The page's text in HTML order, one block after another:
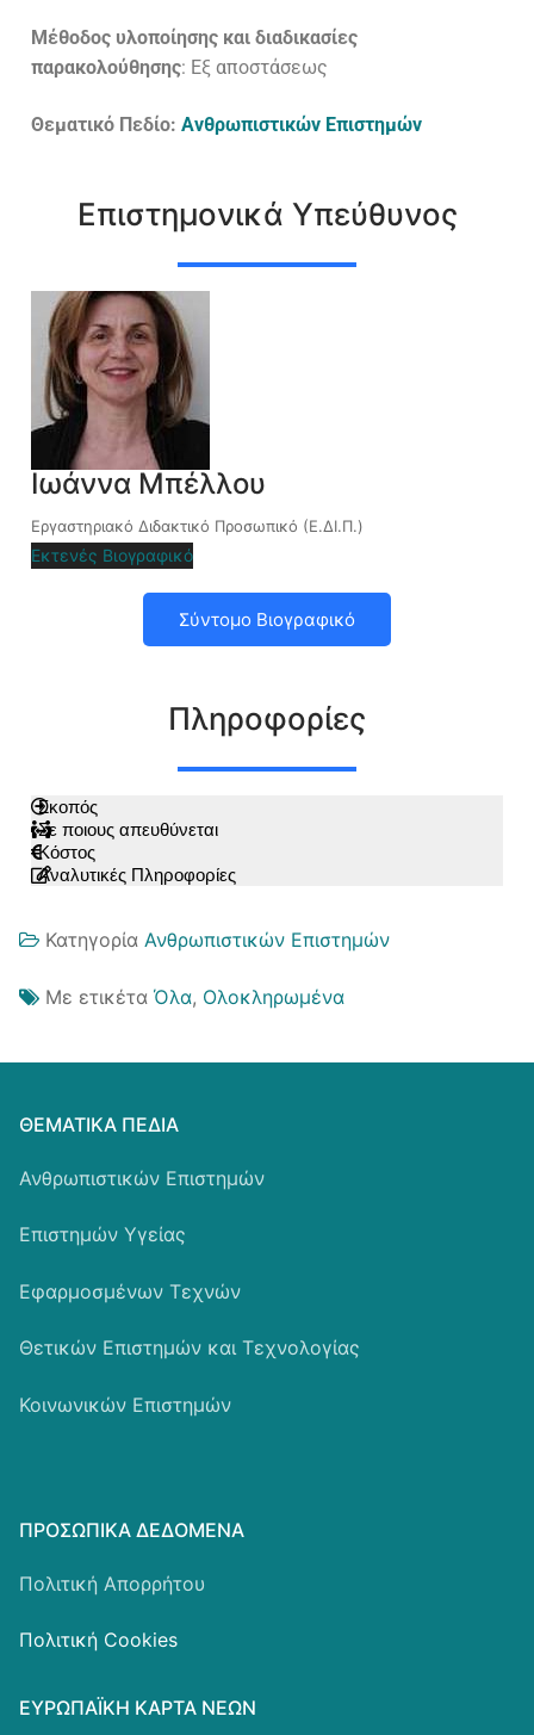
Μέθοδος υλοποίησης και διαδικασίες
παρακολούθησης: Εξ αποστάσεως
Θεματικό Πεδίο: Ανθρωπιστικών Επιστημών
Επιστημονικά Υπεύθυνος
Ιωάννα Μπέλλου
Εργαστηριακό Διδακτικό Προσωπικό (Ε.ΔΙ.Π.)
Εκτενές Βιογραφικό
Σύντομο Βιογραφικό
Πληροφορίες
Σκοπός
Σε ποιους απευθύνεται
Κόστος
Αναλυτικές Πληροφορίες
Κατηγορία Ανθρωπιστικών Επιστημών
Με ετικέτα Όλα, Ολοκληρωμένα
ΘΕΜΑΤΙΚΆ ΠΕΔΊΑ
Ανθρωπιστικών Επιστημών
Επιστημών Υγείας
Εφαρμοσμένων Τεχνών
Θετικών Επιστημών και Τεχνολογίας
Κοινωνικών Επιστημών
ΠΡΟΣΩΠΙΚΆ ΔΕΔΟΜΈΝΑ
Πολιτική Απορρήτου
Πολιτική Cookies
ΕΥΡΩΠΑΪΚΗ ΚΑΡΤΑ ΝΕΩΝ